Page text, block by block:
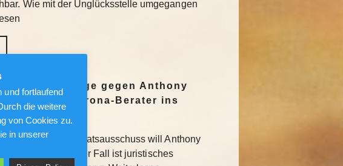
Wie mit der Unglücksstelle umgegangen
: Strafanzeige gegen Anthony
der Ex-Corona-Berater ins
geführter Senatsausschuss will Anthony
belangen. Der Fall ist juristisches
fortlaufend
die weitere
von Cookies zu.
in unserer